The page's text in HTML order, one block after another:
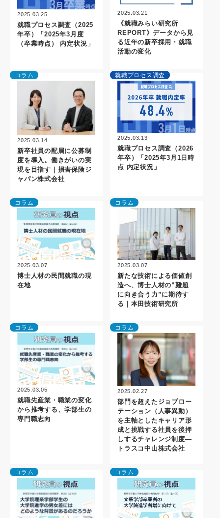
2025.03.25
就職プロセス調査（2025
年卒）「2025年3月度
（卒業時点） 内定状況」
2025.03.21
《就職みらい研究所
REPORT》データから見
る近年の新卒採用・就職
活動の変化
コラム
2025.03.14
新卒社員の配属に公募制
度を導入。働きがいの実
現を目指す｜損害保険ジ
ャパン株式会社
就職プロセス調査
2025.03.13
就職プロセス調査（2026
年卒）「2025年3月1日時
点 内定状況」
コラム
2025.03.07
博士人材の民間就職の現
在地
コラム
2025.03.07
新たな技術による価値創
造へ、博士人材の“難題
に向き合う力”に期待す
る｜本田技術研究所
コラム
2025.03.05
就職先産業・職業の変化
から推考する、学部生の
専門職志向
コラム
2025.02.27
部門を超えたジョブロー
テーション（人事異動）
を主軸としたキャリア形
成と挑戦する社員を後押
しするチャレンジ制度―
トラスコ中山株式会社
コラム コラム